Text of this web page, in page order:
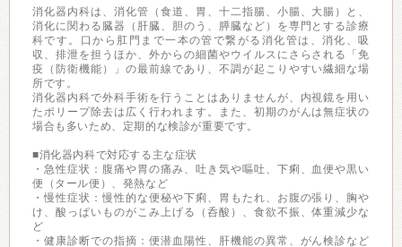
消化器内科は、消化管（食道、胃、十二指腸、小腸、大腸）と、
消化に関わる臓器（肝臓、胆のう、膵臓など）を専門とする診療
科です。口から肛門まで一本の管で繋がる消化管は、消化、吸
収、排泄を担うほか、外からの細菌やウイルスにさらされる「免
疫（防衛機能）」の最前線であり、不調が起こりやすい繊細な場
所です。
消化器内科で外科手術を行うことはありませんが、内視鏡を用い
たポリープ除去は広く行われます。また、初期のがんは無症状の
場合も多いため、定期的な検診が重要です。
■消化器内科で対応する主な症状
・急性症状：腹痛や胃の痛み、吐き気や嘔吐、下痢、血便や黒い
便（タール便）、発熱など
・慢性症状：慢性的な便秘や下痢、胃もたれ、お腹の張り、胸や
け、酸っぱいものがこみ上げる（呑酸）、食欲不振、体重減少な
ど
・健康診断での指摘：便潜血陽性、肝機能の異常、がん検診など